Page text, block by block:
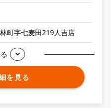
町字七麦田219人吉店
を見る